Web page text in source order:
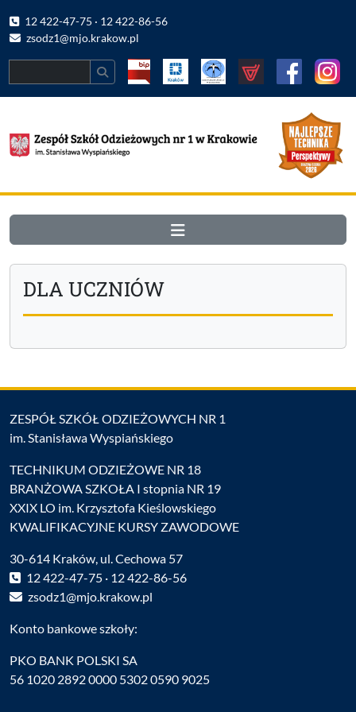
12 422-47-75 · 12 422-86-56
zsodz1@mjo.krakow.pl
DLA UCZNIÓW
ZESPÓŁ SZKÓŁ ODZIEŻOWYCH NR 1
im. Stanisława Wyspiańskiego
TECHNIKUM ODZIEŻOWE NR 18
BRANŻOWA SZKOŁA I stopnia NR 19
XXIX LO im. Krzysztofa Kieślowskiego
KWALIFIKACYJNE KURSY ZAWODOWE
30-614 Kraków, ul. Cechowa 57
12 422-47-75 · 12 422-86-56
zsodz1@mjo.krakow.pl
Konto bankowe szkoły:
PKO BANK POLSKI SA
56 1020 2892 0000 5302 0590 9025